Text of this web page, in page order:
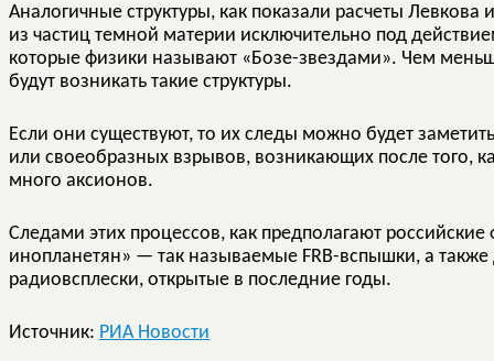
Аналогичные структуры, как показали расчеты Левкова
из частиц темной материи исключительно под
которые физики называют «Бозе-звездами». Чем
будут возникать такие структуры.
Если они существуют, то их следы можно будет
или своеобразных взрывов, возникающих после того,
много аксионов.
Следами этих процессов, как предполагают
инопланетян» — так называемые FRB-вспышки, а
радиовсплески, открытые в последние годы.
Источник: РИА Новости